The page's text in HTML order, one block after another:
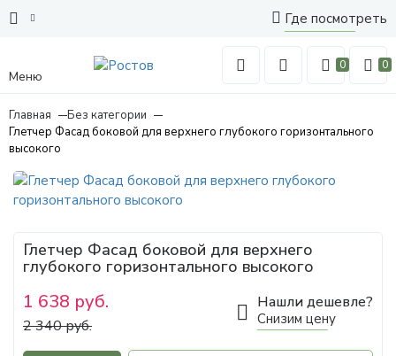
Где посмотреть
Меню
0 0
Главная
Без категории
Глетчер Фасад боковой для верхнего глубокого горизонтального
высокого
Глетчер Фасад боковой для верхнего
глубокого горизонтального высокого
1 638 руб.
2 340 руб.
Нашли дешевле?
Снизим цену